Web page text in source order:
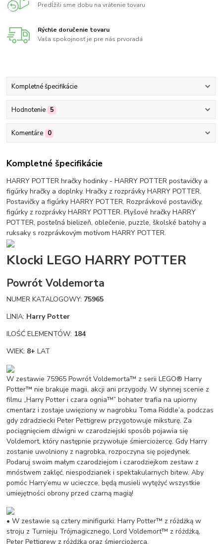
Predĺžili sme dobu na vrátenie tovaru
Rýchle doručenie tovaru
Vaša spokojnosť je pre nás prvoradá
Kompletné špecifikácie
Hodnotenie 5
Komentáre 0
Kompletné špecifikácie
HARRY POTTER hračky hodinky - HARRY POTTER postavičky a
figúrky hračky a doplnky. Hračky z rozprávky HARRY POTTER.
Postavičky a figúrky HARRY POTTER. Rozprávkové postavičky,
figúrky z rozprávky HARRY POTTER. Plyšové hračky HARRY
POTTER, posteľná bielizeň, oblečenie, puzzle, školské batohy a
ruksaky s rozprávkovým motívom HARRY POTTER.
Klocki LEGO HARRY POTTER
Powrót Voldemorta
NUMER KATALOGOWY: 75965
LINIA: Harry Potter
ILOŚĆ ELEMENTÓW: 184
WIEK: 8+ LAT
W zestawie 75965 Powrót Voldemorta™ z serii LEGO® Harry
Potter™ nie brakuje magii, akcji ani przygody. W słynnej scenie z
filmu „Harry Potter i czara ognia™” bohater trafia na upiorny
cmentarz i zostaje uwięziony w nagrobku Toma Riddle’a, podczas
gdy zdradziecki Peter Pettigrew przygotowuje miksturę. Za
pociągnięciem dźwigni w czarodziejski sposób pojawia się
Voldemort, który następnie przywołuje śmierciożercę. Gdy Harry
zostanie uwolniony z nagrobka, rozpoczyna się pojedynek.
Podaruj swoim małym czarodziejom i czarodziejkom zestaw z
mnóstwem zaklęć, niespodzianek i spektakularnych bitew. Aby
pomóc Harry’emu w ucieczce, będą musieli wytężyć wszystkie
umiejętności obrony przed czarną magią!
• W zestawie są cztery minifigurki: Harry Potter™ z różdżką w
stroju z Turnieju Trójmagicznego, Lord Voldemort™ z różdżką,
Peter Pettigrew z różdżką oraz śmierciożerca.